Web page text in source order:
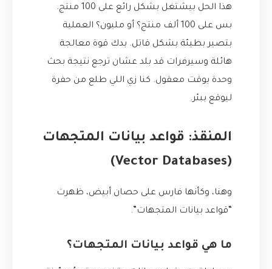
هذا الحل بيشتغل بشكل رائع على 100 منتج.
بس على 100 ألف منتج؟ أو مليون؟ العملية
بتصير بطيئة بشكل قاتل. بدك قوة معالجة
هائلة وسيرفرات قد بلد عشان ترجع نتيجة بحث
وحدة بوقت معقول. كنا زي اللي طلع من حفرة
ليوقع ببئر.
المنقذ: قواعد بيانات المتجهات
(Vector Databases)
وهنا، وكأنها فارس على حصان أبيض، ظهرت
“قواعد بيانات المتجهات”.
ما هي قواعد بيانات المتجهات؟